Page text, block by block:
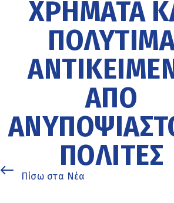
ΧΡΉΜΑΤΑ
ΑΠΌ
ΠΟΛΊΤΕΣ
Πίσω στα Νέα